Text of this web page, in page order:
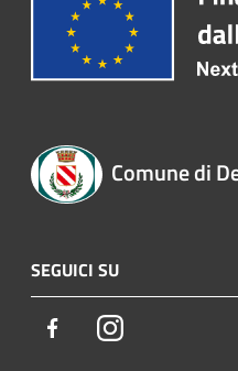
Comune di
SEGUICI SU
FacebookInstagram